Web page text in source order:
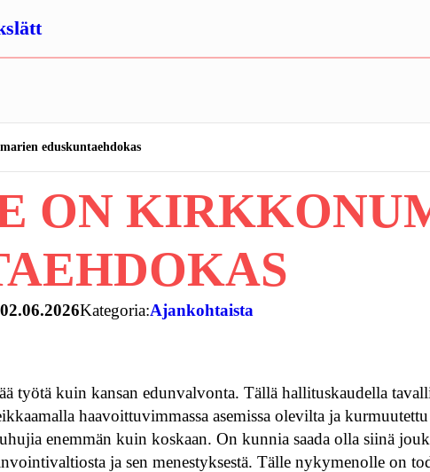
eduskuntaehdokas
ON
02.06.2026Kategoria:Ajankohtaista
työtä kuin kansan edunvalvonta. Tällä hallituskaudella
haavoittuvimmassa asemissa olevilta ja
enemmän kuin koskaan. On kunnia saada olla siinä
ja sen menestyksestä. Tälle nykymenolle on